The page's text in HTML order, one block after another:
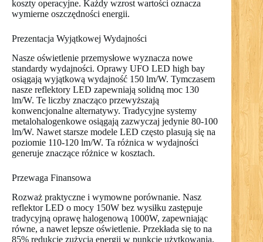
koszty operacyjne. Każdy wzrost wartości oznacza
wymierne oszczędności energii.
Prezentacja Wyjątkowej Wydajności
Nasze oświetlenie przemysłowe wyznacza nowe
standardy wydajności. Oprawy UFO LED high bay
osiągają wyjątkową wydajność 150 lm/W. Tymczasem
nasze reflektory LED zapewniają solidną moc 130
lm/W. Te liczby znacząco przewyższają
konwencjonalne alternatywy. Tradycyjne systemy
metalohalogenkowe osiągają zazwyczaj jedynie 80-100
lm/W. Nawet starsze modele LED często plasują się na
poziomie 110-120 lm/W. Ta różnica w wydajności
generuje znaczące różnice w kosztach.
Przewaga Finansowa
Rozważ praktyczne i wymowne porównanie. Nasz
reflektor LED o mocy 150W bez wysiłku zastępuje
tradycyjną oprawę halogenową 1000W, zapewniając
równe, a nawet lepsze oświetlenie. Przekłada się to na
85% redukcję zużycia energii w punkcie użytkowania.